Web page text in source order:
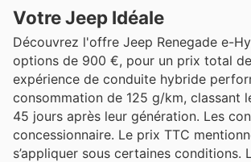
Votre Jeep Idéale
Découvrez l'offre Jeep Renegade e-
options de 900 €, pour un prix total
expérience de conduite hybride
consommation de 125 g/km, classant
45 jours après leur génération. Les
concessionnaire. Le prix TTC
s’appliquer sous certaines